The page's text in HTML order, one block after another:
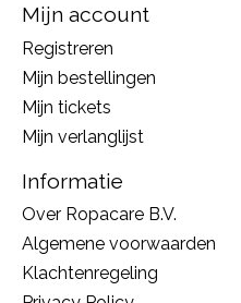
Mijn account
Registreren
Mijn bestellingen
Mijn tickets
Mijn verlanglijst
Informatie
Over Ropacare B.V.
Algemene voorwaarden
Klachtenregeling